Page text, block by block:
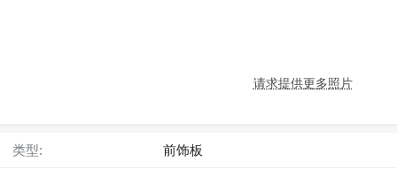
请求提供更多照片
类型: 前饰板